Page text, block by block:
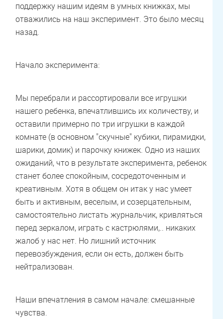
поддержку нашим идеям в умных книжках, мы
отважились на наш эксперимент. Это было месяц
назад.
Начало эксперимента:
Мы перебрали и рассортировали все игрушки
нашего ребенка, впечатлившись их количеству, и
оставили примерно по три игрушки в каждой
комнате (в основном "скучные" кубики, пирамидки,
шарики, домик) и парочку книжек. Одно из наших
ожиданий, что в результате эксперимента, ребенок
станет более спокойным, сосредоточенным и
креативным. Хотя в общем он итак у нас умеет
быть и активным, веселым, и созерцательным,
самостоятельно листать журнальчик, кривляться
перед зеркалом, играть с кастрюлями,.. никаких
жалоб у нас нет. Но лишний источник
перевозбуждения, если он есть, должен быть
нейтрализован.
Наши впечатления в самом начале: смешанные
чувства.